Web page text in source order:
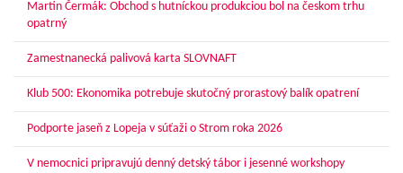
Martin Čermák: Obchod s hutníckou produkciou bol na českom trhu
opatrný
Zamestnanecká palivová karta SLOVNAFT
Klub 500: Ekonomika potrebuje skutočný prorastový balík opatrení
Podporte jaseň z Lopeja v súťaži o Strom roka 2026
V nemocnici pripravujú denný detský tábor i jesenné workshopy